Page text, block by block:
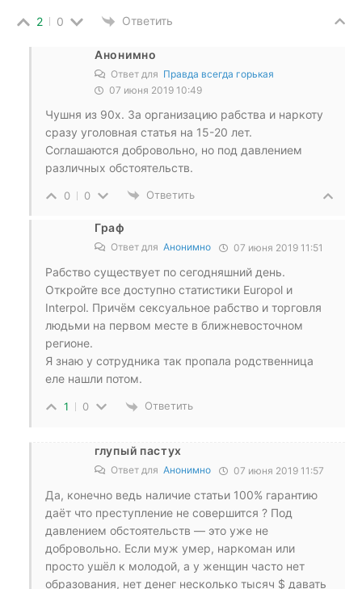
2 0 Ответить
Анонимно
Ответ для Правда всегда горькая
07 июня 2019 10:49
Чушня из 90х. За организацию рабства и наркоту
сразу уголовная статья на 15-20 лет.
Соглашаются добровольно, но под давлением
различных обстоятельств.
0 0 Ответить
Граф
Ответ для Анонимно 07 июня 2019 11:51
Рабство существует по сегодняшний день.
Откройте все доступно статистики Europol и
Interpol. Причём сексуальное рабство и торговля
людьми на первом месте в ближневосточном
регионе.
Я знаю у сотрудника так пропала родственница
еле нашли потом.
1 0 Ответить
глупый пастух
Ответ для Анонимно 07 июня 2019 11:57
Да, конечно ведь наличие статьи 100% гарантию
даёт что преступление не совершится ? Под
давлением обстоятельств — это уже не
добровольно. Если муж умер, наркоман или
просто ушёл к молодой, а у женщин часто нет
образования, нет денег несколько тысяч $ давать